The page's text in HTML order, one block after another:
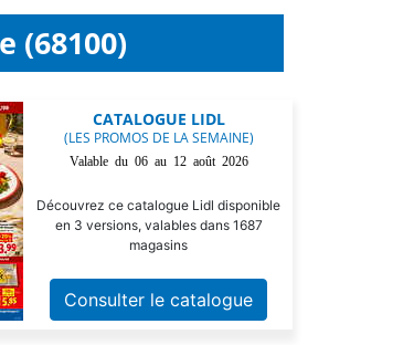
(68100)
CATALOGUE LIDL
(LES PROMOS DE LA SEMAINE)
Valable du 06 au 12 août 2026
Découvrez ce catalogue Lidl disponible
en 3 versions, valables dans 1687
magasins
Consulter le catalogue